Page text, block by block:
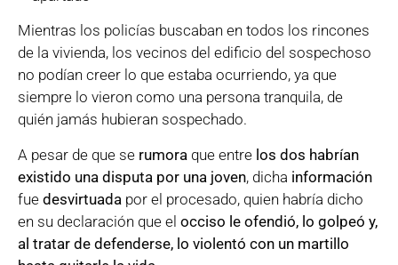
Mientras los policías buscaban en todos los rincones
de la vivienda, los vecinos del edificio del sospechoso
no podían creer lo que estaba ocurriendo, ya que
siempre lo vieron como una persona tranquila, de
quién jamás hubieran sospechado.
A pesar de que se rumora que entre los dos habrían
existido una disputa por una joven, dicha información
fue desvirtuada por el procesado, quien habría dicho
en su declaración que el occiso le ofendió, lo golpeó y,
al tratar de defenderse, lo violentó con un martillo